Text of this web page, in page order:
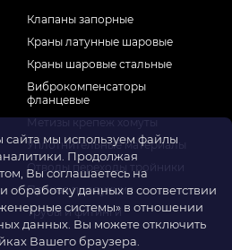
Клапаны запорные
Краны латунные шаровые
Краны шаровые стальные
Виброкомпенсаторы
фланцевые
Метизы крепеж хомуты
Уплотнительные материалы
Отводы переходы тройники
Прочая продукция
Трубы и фитинги
мы используем файлы
Продолжая
Вы соглашаетесь на
обработку данных в соответствии
системы» в отношении
данных. Вы можете отключить
Вашего браузера.